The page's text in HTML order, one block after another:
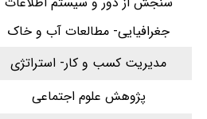
جغرافیایی- مطالعات آب و خاک
مدیریت کسب و کار- استراتژی
پژوهش علوم اجتماعی